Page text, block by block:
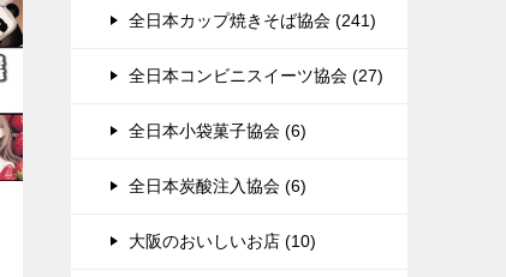
全日本カップ焼きそば協会 (241)
全日本コンビニスイーツ協会 (27)
全日本小袋菓子協会 (6)
全日本炭酸注入協会 (6)
大阪のおいしいお店 (10)